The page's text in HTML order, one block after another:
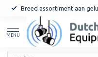
Breed assortiment aan
MENU